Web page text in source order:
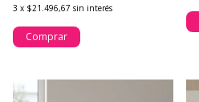
3 x $21.496,67 sin interés
Comprar